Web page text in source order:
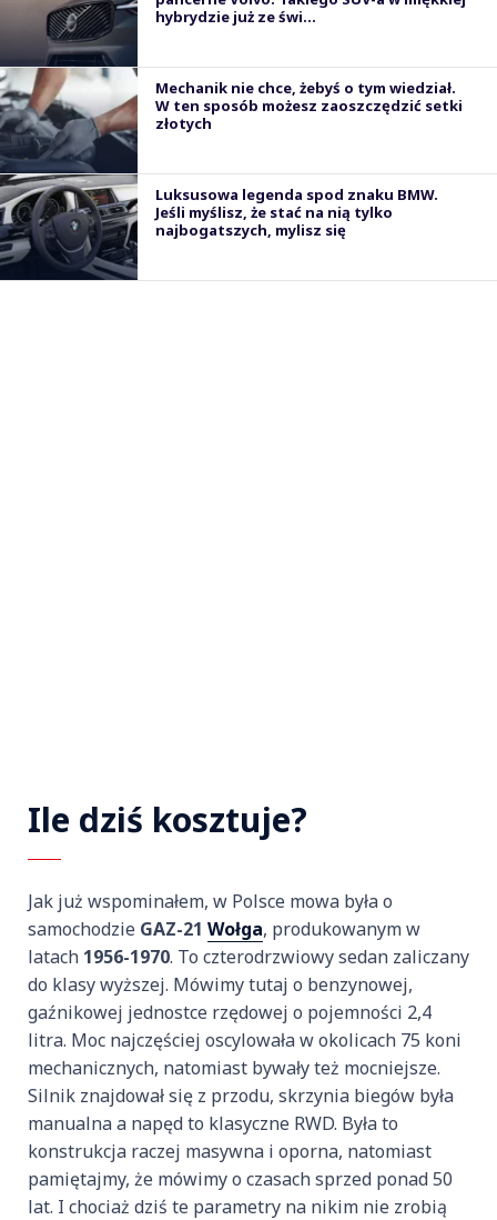
hybrydzie już ze świ...
Mechanik nie chce, żebyś o tym wiedział.
W ten sposób możesz zaoszczędzić setki
złotych
Luksusowa legenda spod znaku BMW.
Jeśli myślisz, że stać na nią tylko
najbogatszych, mylisz się
Ile dziś kosztuje?
Jak już wspominałem, w Polsce mowa była o
samochodzie GAZ-21 Wołga, produkowanym w
latach 1956-1970. To czterodrzwiowy sedan zaliczany
do klasy wyższej. Mówimy tutaj o benzynowej,
gaźnikowej jednostce rzędowej o pojemności 2,4
litra. Moc najczęściej oscylowała w okolicach 75 koni
mechanicznych, natomiast bywały też mocniejsze.
Silnik znajdował się z przodu, skrzynia biegów była
manualna a napęd to klasyczne RWD. Była to
konstrukcja raczej masywna i oporna, natomiast
pamiętajmy, że mówimy o czasach sprzed ponad 50
lat. I chociaż dziś te parametry na nikim nie zrobią